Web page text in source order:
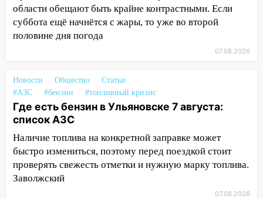
выходные 8-9 августа
13:30 В Ульяновске транспортные
13:20
В Ульяновске за один день
обокрали женщину на пляже и
подростка в сквере
13:01
В Димитровграде мужчина
выбросил из машины страйкбольную
гранату: его задержали
12:34 На Ульяновскую область
надвигается сильнейшая непогода: град
области обещают быть крайне контрастными. Если
суббота ещё начнётся с жары, то уже во второй
половине дня погода
07.08.2026
Новости Общество
Статьи
#АЗС
#бензин #топливный кризис
Где есть бензин в Ульяновске 7 августа:
список АЗС
Наличие топлива на конкретной заправке может
быстро измениться, поэтому перед поездкой стоит
проверять свежесть отметки и нужную марку топлива.
Заволжский
07.08.2026